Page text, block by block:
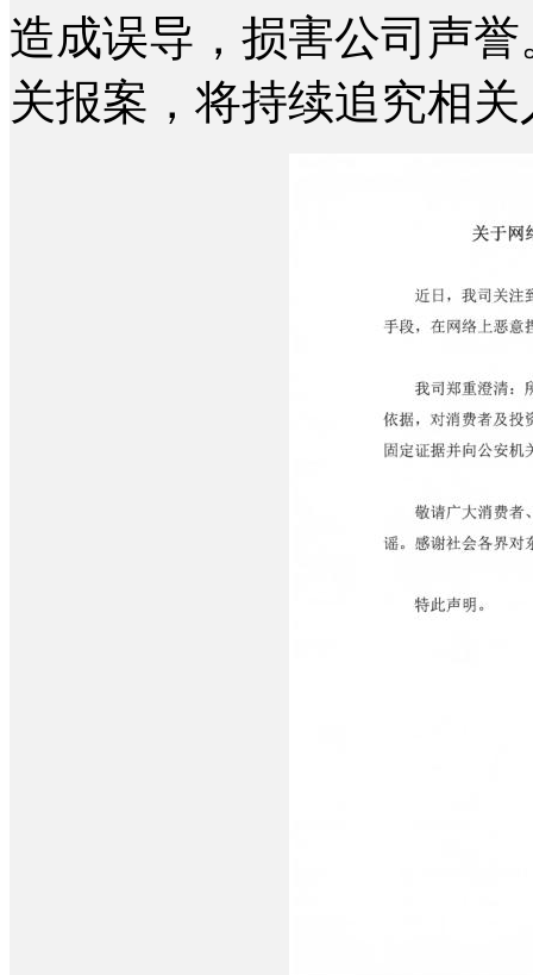
造成误导，损害公司声
关报案，将持续追究相